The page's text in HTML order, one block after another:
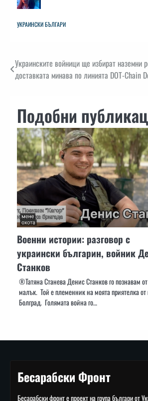
УКРАИНСКИ БЪЛГАРИ
Навигация
Украинските войници ще избират наземни
доставката минава по линията DOT-Chain
Подобни
Военни истории: разговор с
украински българин, войник
Станков
®️Татяна Станева Денис Станков го познавам от
малък. Той е племенник на моята приятелка от
Болград. Голямата война го…
Бесарабски Фронт
Бесарабски фронт е проект на група българи от